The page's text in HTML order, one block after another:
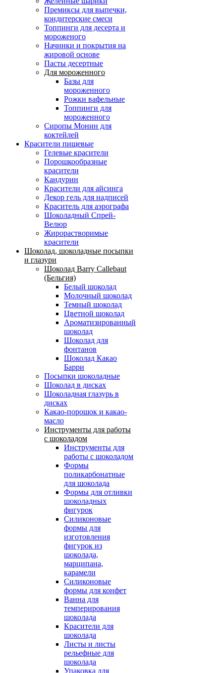
Премиксы для выпечки,
кондитерские смеси
Топпинги для десерта и
мороженого
Начинки и покрытия на
жировой основе
Пасты десертные
Для мороженного
Базы для
мороженного
Рожки вафельные
Топпинги для
мороженного
Сиропы Монин для
коктейлей
Красители пищевые
Гелевые красители
Порошкообразные
красители
Кандурин
Красители для айсинга
Декор гель для надписей
Краситель для аэрографа
Шоколадный Спрей-
Велюр
Жирорастворимые
красители
Шоколад, шоколадные посыпки
и глазури
Шоколад Barry Callebaut
(Бельгия)
Белый шоколад
Молочный шоколад
Темный шоколад
Цветной шоколад
Ароматизированный
шоколад
Шоколад для
фонтанов
Шоколад Какао
Барри
Посыпки шоколадные
Шоколад в дисках
Шоколадная глазурь в
дисках
Какао-порошок и какао-
масло
Инструменты для работы
с шоколадом
Инструменты для
работы с шоколадом
Формы
поликарбонатные
для шоколада
Формы для отливки
шоколадных
фигурок
Силиконовые
формы для
изготовления
фигурок из
шоколада,
марципана,
карамели
Силиконовые
формы для конфет
Ванна для
темперирования
шоколада
Красители для
шоколада
Листы и листы
рельефные для
шоколада
Упаковка для